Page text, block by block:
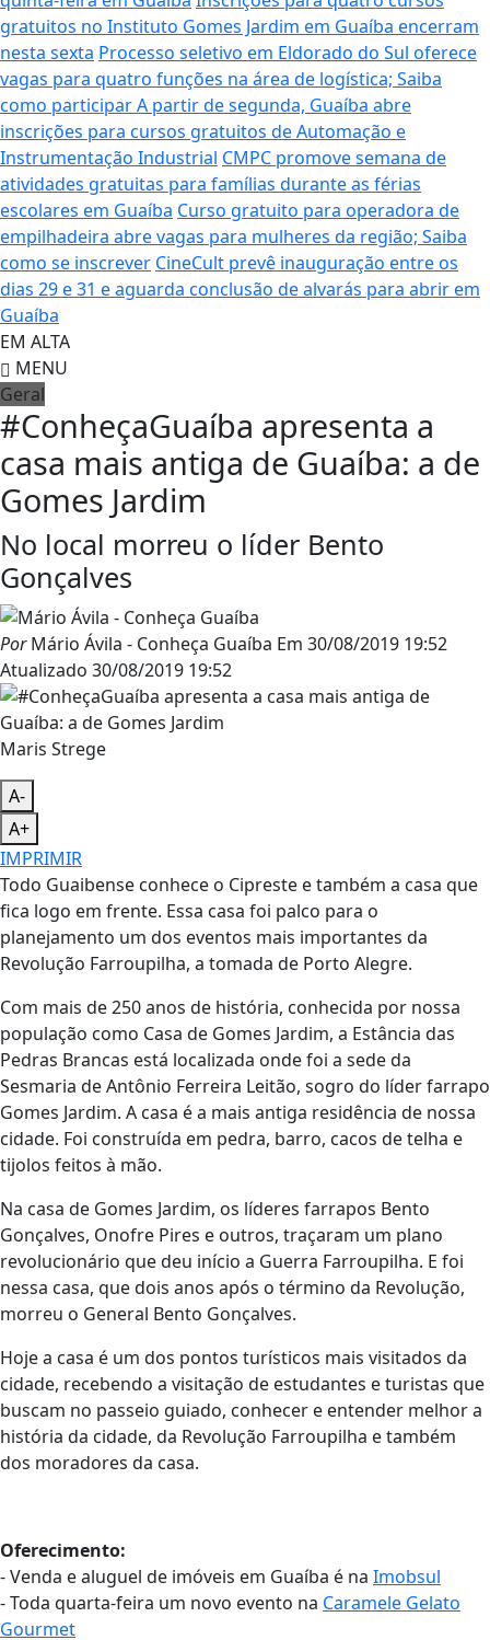
gratuitos no Instituto Gomes Jardim em Guaíba encerram
nesta sexta Processo seletivo em Eldorado do Sul oferece
vagas para quatro funções na área de logística; Saiba
como participarA partir de segunda, Guaíba abre
inscrições para cursos gratuitos de Automação e
Instrumentação Industrial CMPC promove semana de
atividades gratuitas para famílias durante as férias
escolares em Guaíba Curso gratuito para operadora de
empilhadeira abre vagas para mulheres da região; Saiba
como se inscrever CineCult prevê inauguração entre os
dias 29 e 31 e aguarda conclusão de alvarás para abrir em
Guaíba
EM ALTA
MENU
Geral
#ConheçaGuaíba apresenta a
casa mais antiga de Guaíba: a de
Gomes Jardim
No local morreu o líder Bento
Gonçalves
PorMário Ávila - Conheça Guaíba Em 30/08/2019 19:52
Atualizado 30/08/2019 19:52
Maris Strege
A-
A+
IMPRIMIR
Todo Guaibense conhece o Cipreste e também a casa que
fica logo em frente. Essa casa foi palco para o
planejamento um dos eventos mais importantes da
Revolução Farroupilha, a tomada de Porto Alegre.
Com mais de 250 anos de história, conhecida por nossa
população como Casa de Gomes Jardim, a Estância das
Pedras Brancas está localizada onde foi a sede da
Sesmaria de Antônio Ferreira Leitão, sogro do líder farrapo
Gomes Jardim. A casa é a mais antiga residência de nossa
cidade. Foi construída em pedra, barro, cacos de telha e
tijolos feitos à mão.
Na casa de Gomes Jardim, os líderes farrapos Bento
Gonçalves, Onofre Pires e outros, traçaram um plano
revolucionário que deu início a Guerra Farroupilha. E foi
nessa casa, que dois anos após o término da Revolução,
morreu o General Bento Gonçalves.
Hoje a casa é um dos pontos turísticos mais visitados da
cidade, recebendo a visitação de estudantes e turistas que
buscam no passeio guiado, conhecer e entender melhor a
história da cidade, da Revolução Farroupilha e também
dos moradores da casa.
Oferecimento:
- Venda e aluguel de imóveis em Guaíba é na Imobsul
- Toda quarta-feira um novo evento na Caramele Gelato
Gourmet